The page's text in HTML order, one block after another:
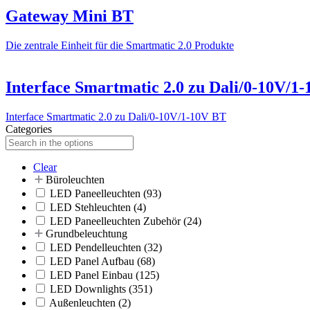
Gateway Mini BT
Die zentrale Einheit für die Smartmatic 2.0 Produkte
Interface Smartmatic 2.0 zu Dali/0-10V/1-
Interface Smartmatic 2.0 zu Dali/0-10V/1-10V BT
Categories
Clear
Büroleuchten
LED Paneelleuchten (93)
LED Stehleuchten (4)
LED Paneelleuchten Zubehör(24)
Grundbeleuchtung
LED Pendelleuchten (32)
LED Panel Aufbau (68)
LED Panel Einbau (125)
LED Downlights (351)
Außenleuchten (2)